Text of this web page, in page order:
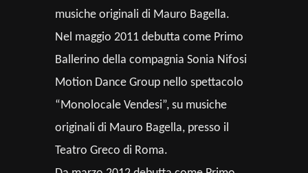
musiche originali di Mauro Bagella.
Nel maggio 2011 debutta come Primo
Ballerino della compagnia Sonia Nifosi
Motion Dance Group nello spettacolo
“Monolocale Vendesi”, su musiche
originali di Mauro Bagella, presso il
Teatro Greco di Roma.